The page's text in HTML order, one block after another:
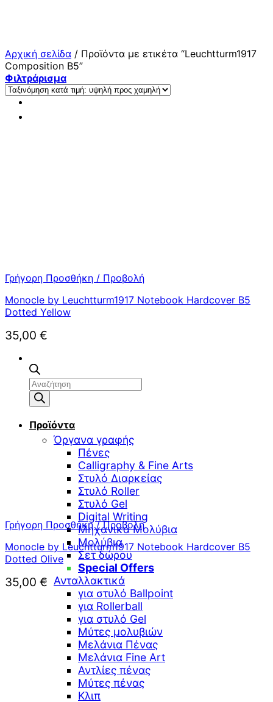
Αναζήτηση
προϊόντων
Προϊόντα
Όργανα γραφής
Πένες
Calligraphy & Fine Arts
Στυλό Διαρκείας
Στυλό Roller
Στυλό Gel
Digital Writing
Μηχανικά Μολύβια
Μολύβια
Σετ δώρου
Special Offers
Ανταλλακτικά
για στυλό Ballpoint
για Rollerball
για στυλό Gel
Μύτες μολυβιών
Μελάνια Πένας
Μελάνια Fine Art
Αντλίες πένας
Μύτες πένας
Κλιπ
Αρχική σελίδα / Προϊόντα με ετικέτα “Leuchtturm1917
Composition B5”
Φιλτράρισμα
Γρήγορη Προσθήκη / Προβολή
Monocle by Leuchtturm1917 Notebook Hardcover B5
Dotted Yellow
35,00 €
Γρήγορη Προσθήκη / Προβολή
Monocle by Leuchtturm1917 Notebook Hardcover B5
Dotted Olive
35,00 €